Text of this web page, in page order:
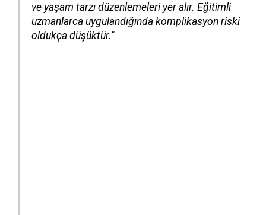
ve yaşam tarzı düzenlemeleri yer alır. Eğitimli
uzmanlarca uygulandığında komplikasyon riski
oldukça düşüktür."